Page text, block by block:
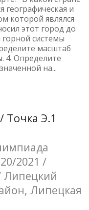
географическая и
которой являлся
этот город до
горной системы
масштаб
4. Определите
на...
Точка Э.1
2021 /
Липецкий
Липецкая